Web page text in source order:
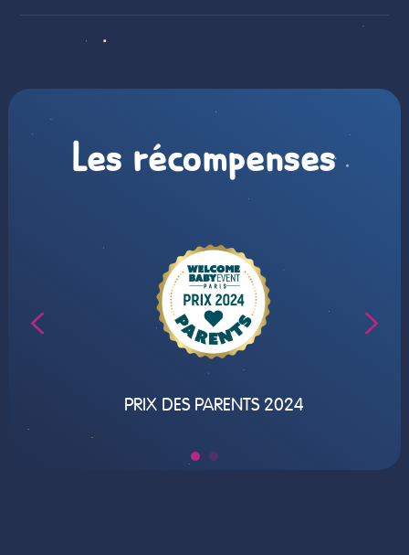
Les récompenses
PRIX DES PARENTS 2024